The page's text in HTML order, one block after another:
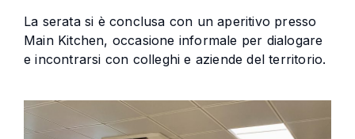
La serata si è conclusa con un aperitivo presso
Main Kitchen, occasione informale per dialogare
e incontrarsi con colleghi e aziende del territorio.